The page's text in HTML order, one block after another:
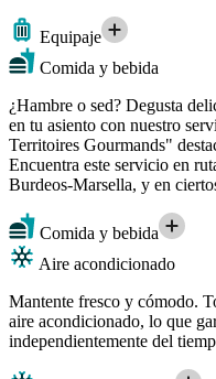
Equipaje
Comida y bebida
¿Hambre o sed? Degusta
en tu asiento con nuestro
Territoires Gourmands"
Encuentra este servicio en
Burdeos-Marsella, y en
Comida y bebida
Aire acondicionado
Mantente fresco y cómodo.
aire acondicionado, lo que
independientemente del